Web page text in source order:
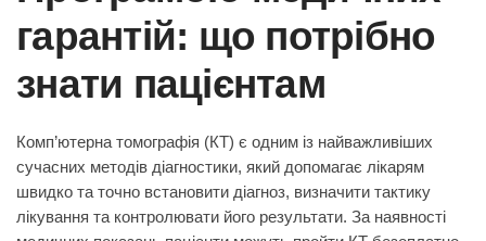
гарантій: що потрібно
знати пацієнтам
Комп’ютерна томографія (КТ) є одним із найважливіших
сучасних методів діагностики, який допомагає лікарям
швидко та точно встановити діагноз, визначити тактику
лікування та контролювати його результати. За наявності